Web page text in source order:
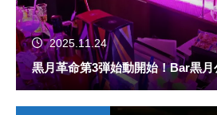
2025.11.24
黒月革命第3弾始動開始！Bar黒